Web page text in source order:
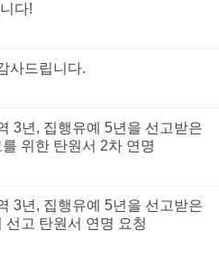
다!
사드립니다.
3년, 집행유예 5년을 선고받은
위한 탄원서 2차 연명
3년, 집행유예 5년을 선고받은
고 탄원서 연명 요청